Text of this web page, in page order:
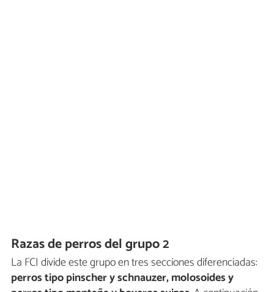
Razas de perros del grupo 2
La FCI divide este grupo en tres secciones diferenciadas:
perros tipo pinscher y schnauzer, molosoides y